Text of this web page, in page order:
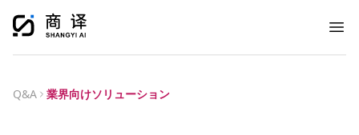
Q&A 業界向けソリューション